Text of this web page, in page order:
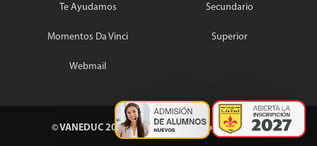
Te Ayudamos Secundario
Momentos Da Vinci Superior
Webmail
© VANEDUC2026| Todos los derechos reservados